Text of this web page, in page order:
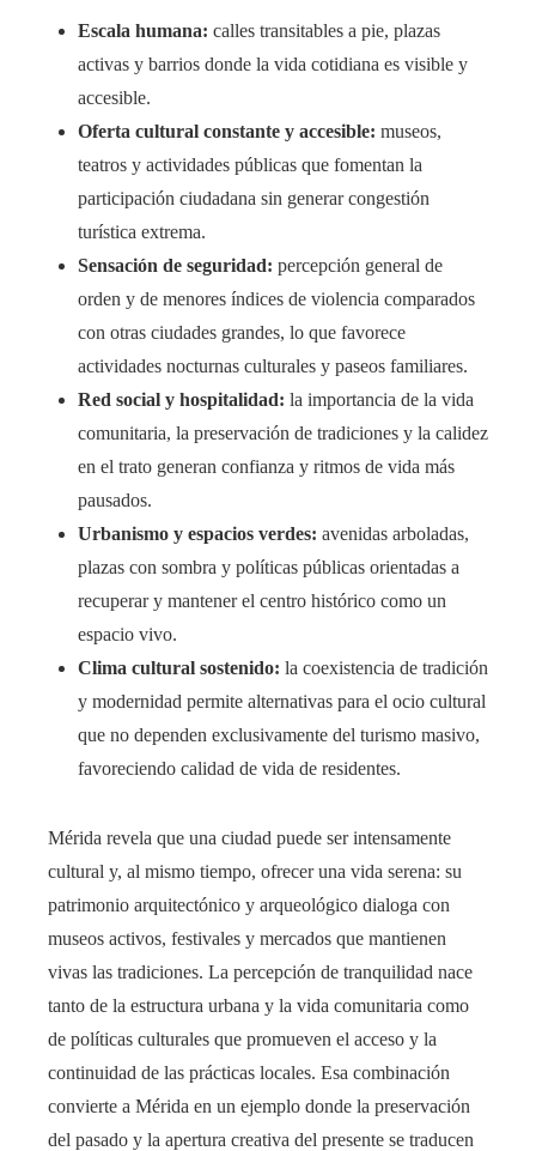
Escala humana: calles transitables a pie, plazas
activas y barrios donde la vida cotidiana es visible y
accesible.
Oferta cultural constante y accesible: museos,
teatros y actividades públicas que fomentan la
participación ciudadana sin generar congestión
turística extrema.
Sensación de seguridad: percepción general de
orden y de menores índices de violencia comparados
con otras ciudades grandes, lo que favorece
actividades nocturnas culturales y paseos familiares.
Red social y hospitalidad: la importancia de la vida
comunitaria, la preservación de tradiciones y la calidez
en el trato generan confianza y ritmos de vida más
pausados.
Urbanismo y espacios verdes: avenidas arboladas,
plazas con sombra y políticas públicas orientadas a
recuperar y mantener el centro histórico como un
espacio vivo.
Clima cultural sostenido: la coexistencia de tradición
y modernidad permite alternativas para el ocio cultural
que no dependen exclusivamente del turismo masivo,
favoreciendo calidad de vida de residentes.
Mérida revela que una ciudad puede ser intensamente
cultural y, al mismo tiempo, ofrecer una vida serena: su
patrimonio arquitectónico y arqueológico dialoga con
museos activos, festivales y mercados que mantienen
vivas las tradiciones. La percepción de tranquilidad nace
tanto de la estructura urbana y la vida comunitaria como
de políticas culturales que promueven el acceso y la
continuidad de las prácticas locales. Esa combinación
convierte a Mérida en un ejemplo donde la preservación
del pasado y la apertura creativa del presente se traducen